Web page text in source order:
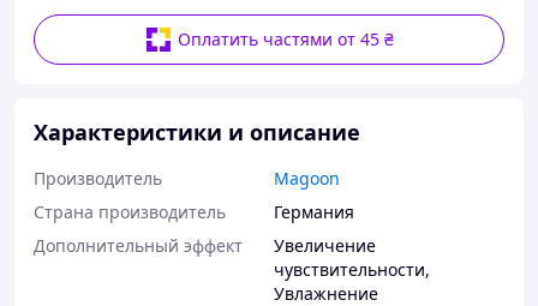
Оплатить частями от 45 ₴
Характеристики и описание
Производитель
Magoon
Страна производитель
Германия
Дополнительный эффект
Увеличение
чувствительности,
Увлажнение